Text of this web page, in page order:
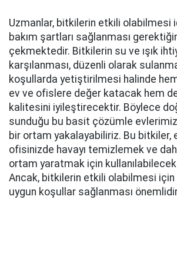
Uzmanlar, bitkilerin etkili olabilmesi
bakım şartları sağlanması
çekmektedir. Bitkilerin su ve ışık
karşılanması, düzenli olarak
koşullarda yetiştirilmesi halinde
ev ve ofislere değer katacak hem de
kalitesini iyileştirecektir. Böylece
sunduğu bu basit çözümle
bir ortam yakalayabiliriz. Bu bitkiler,
ofisinizde havayı temizlemek ve
ortam yaratmak için
Ancak, bitkilerin etkili olabilmesi için
uygun koşullar sağlanması